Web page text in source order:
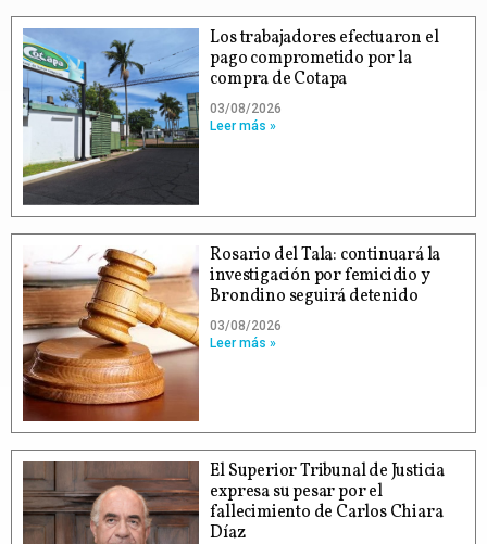
Los trabajadores efectuaron el
pago comprometido por la
compra de Cotapa
03/08/2026
Leer más »
Rosario del Tala: continuará la
investigación por femicidio y
Brondino seguirá detenido
03/08/2026
Leer más »
El Superior Tribunal de Justicia
expresa su pesar por el
fallecimiento de Carlos Chiara
Díaz